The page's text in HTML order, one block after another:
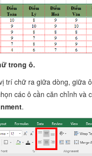
trong ô.
trí chữ ra giữa dòng, giữa
các ô cần căn chỉnh và
.